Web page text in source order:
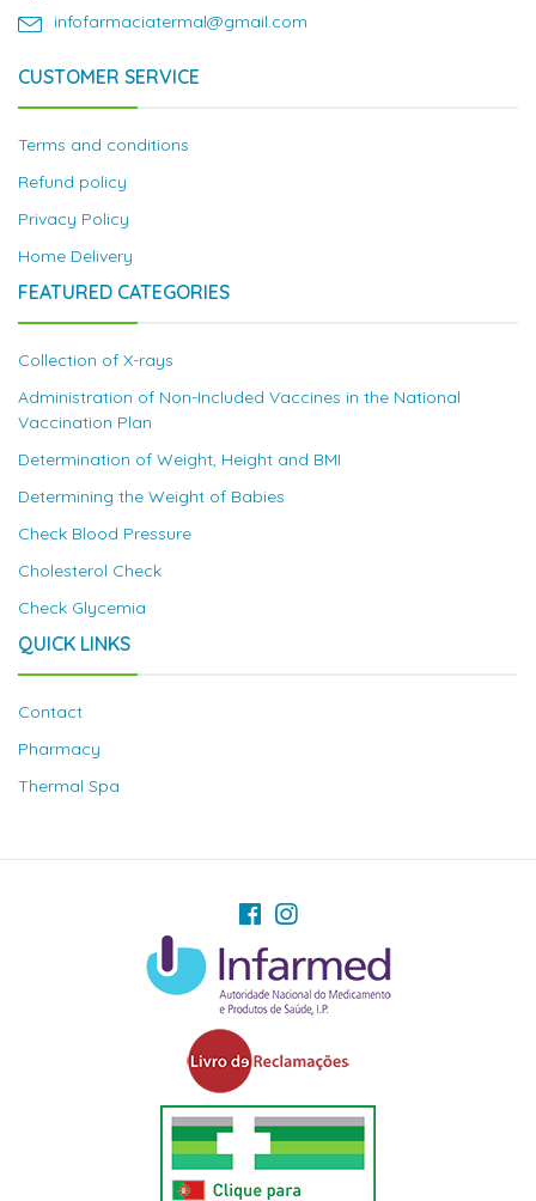
infofarmaciatermal@gmail.com
CUSTOMER SERVICE
Terms and conditions
Refund policy
Privacy Policy
Home Delivery
FEATURED CATEGORIES
Collection of X-rays
Administration of Non-Included Vaccines in the National
Vaccination Plan
Determination of Weight, Height and BMI
Determining the Weight of Babies
Check Blood Pressure
Cholesterol Check
Check Glycemia
QUICK LINKS
Contact
Pharmacy
Thermal Spa